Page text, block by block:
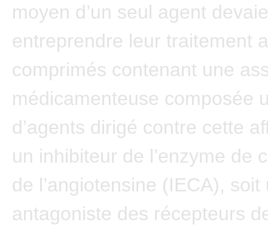
moyen d’un seul agent
entreprendre leur traitement
comprimés contenant une
médicamenteuse composée
d’agents dirigé contre cette
un inhibiteur de l’enzyme de
de l’angiotensine (IECA), soit
antagoniste des récepteurs